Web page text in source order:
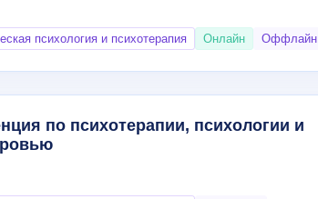
психология и психотерапия Онлайн Оффлайн
по психотерапии, психологии и